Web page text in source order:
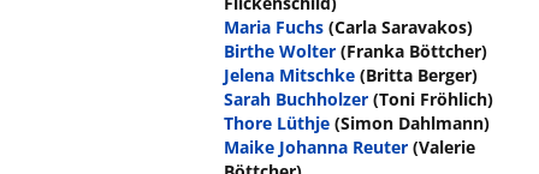
Maria Fuchs (Carla Saravakos)
Birthe Wolter (Franka Böttcher)
Jelena Mitschke (Britta Berger)
Sarah Buchholzer (Toni Fröhlich)
Thore Lüthje (Simon Dahlmann)
Maike Johanna Reuter (Valerie